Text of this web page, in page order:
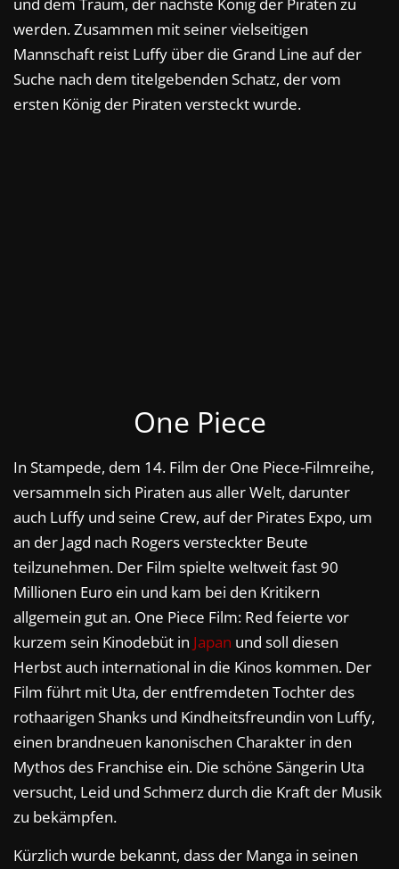
und dem Traum, der nächste König der Piraten zu
werden. Zusammen mit seiner vielseitigen
Mannschaft reist Luffy über die Grand Line auf der
Suche nach dem titelgebenden Schatz, der vom
ersten König der Piraten versteckt wurde.
One Piece
In Stampede, dem 14. Film der One Piece-Filmreihe,
versammeln sich Piraten aus aller Welt, darunter
auch Luffy und seine Crew, auf der Pirates Expo, um
an der Jagd nach Rogers versteckter Beute
teilzunehmen. Der Film spielte weltweit fast 90
Millionen Euro ein und kam bei den Kritikern
allgemein gut an. One Piece Film: Red feierte vor
kurzem sein Kinodebüt in Japan und soll diesen
Herbst auch international in die Kinos kommen. Der
Film führt mit Uta, der entfremdeten Tochter des
rothaarigen Shanks und Kindheitsfreundin von Luffy,
einen brandneuen kanonischen Charakter in den
Mythos des Franchise ein. Die schöne Sängerin Uta
versucht, Leid und Schmerz durch die Kraft der Musik
zu bekämpfen.
Kürzlich wurde bekannt, dass der Manga in seinen